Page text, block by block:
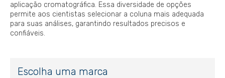
aplicação cromatográfica. Essa diversidade de opções
permite aos cientistas selecionar a coluna mais adequada
para suas análises, garantindo resultados precisos e
confiáveis.
Escolha uma marca